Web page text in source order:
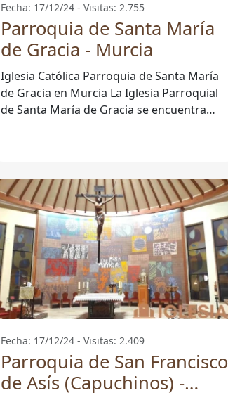
Fecha: 17/12/24 - Visitas: 2.755
Parroquia de Santa María
de Gracia - Murcia
Iglesia Católica Parroquia de Santa María
de Gracia en Murcia La Iglesia Parroquial
de Santa María de Gracia se encuentra
Fecha: 17/12/24 - Visitas: 2.409
Parroquia de San Francisco
de Asís (Capuchinos) -